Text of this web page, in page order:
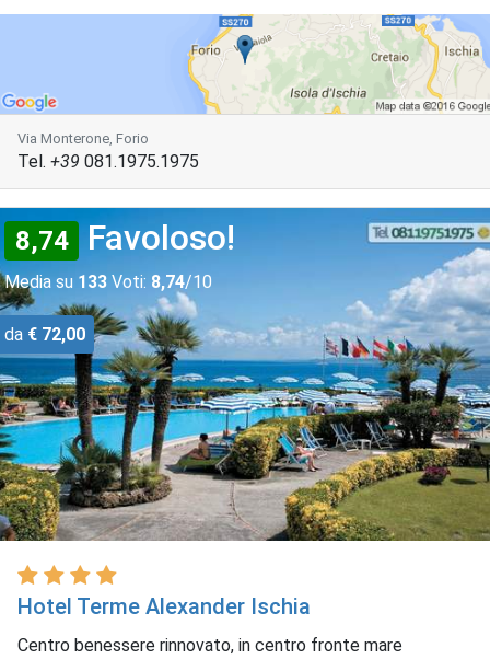
Via Monterone, Forio
Tel. +39 081.1975.1975
8,74 Favoloso!
Media su 133 Voti: 8,74/10
da € 72,00
Hotel Terme Alexander Ischia
Centro benessere rinnovato, in centro fronte mare